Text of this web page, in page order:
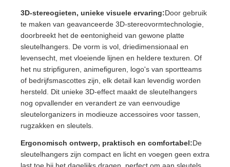
3D-stereogieten, unieke visuele ervaring:Door gebruik
te maken van geavanceerde 3D-stereovormtechnologie,
doorbreekt het de eentonigheid van gewone platte
sleutelhangers. De vorm is vol, driedimensionaal en
levensecht, met vloeiende lijnen en heldere texturen. Of
het nu stripfiguren, animefiguren, logo's van sportteams
of bedrijfsmascottes zijn, elk detail kan levendig worden
hersteld. Dit unieke 3D-effect maakt de sleutelhangers
nog opvallender en verandert ze van eenvoudige
sleutelorganizers in modieuze accessoires voor tassen,
rugzakken en sleutels.
Ergonomisch ontwerp, praktisch en comfortabel:De
sleutelhangers zijn compact en licht en voegen geen extra